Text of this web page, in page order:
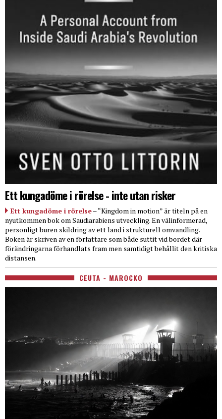
Ett kungadöme i rörelse - inte utan risker
Ett kungadöme i rörelse– “Kingdom in motion” är titeln på en
nyutkommen bok om Saudiarabiens utveckling. En välinformerad,
personligt buren skildring av ett land i strukturell omvandling.
Boken är skriven av en författare som både suttit vid bordet där
förändringarna förhandlats fram men samtidigt behållit den kritiska
distansen.
CEUTA - MAROCKO